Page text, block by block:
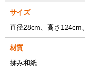
サイズ
直径28cm、高さ124cm
材質
揉み和紙